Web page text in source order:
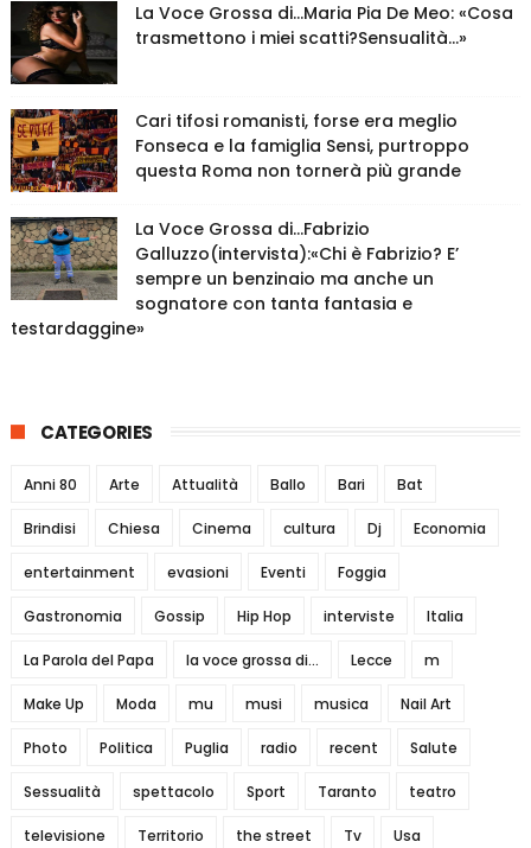
La Voce Grossa di…Maria Pia De Meo: «Cosa
trasmettono i miei scatti?Sensualità…»
Cari tifosi romanisti, forse era meglio
Fonseca e la famiglia Sensi, purtroppo
questa Roma non tornerà più grande
La Voce Grossa di…Fabrizio
Galluzzo(intervista):«Chi è Fabrizio? E’
sempre un benzinaio ma anche un
sognatore con tanta fantasia e
testardaggine»
CATEGORIES
Anni 80 Arte Attualità Ballo Bari Bat
Brindisi Chiesa Cinema cultura Dj Economia
entertainment evasioni Eventi Foggia
Gastronomia Gossip Hip Hop interviste Italia
La Parola del Papa la voce grossa di... Lecce m
Make Up Moda mu musi musica Nail Art
Photo Politica Puglia radio recent Salute
Sessualità spettacolo Sport Taranto teatro
televisione Territorio the street Tv Usa